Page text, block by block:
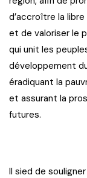
d’accroître la
et de valoriser le
qui unit les
développement
éradiquant la
et assurant la
futures.
Il sied de